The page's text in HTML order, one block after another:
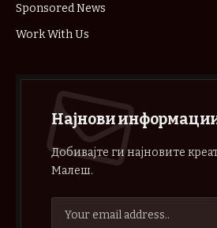
Sponsored News
Work With Us
Најнови
Добивајте ги најновите
Малеш.